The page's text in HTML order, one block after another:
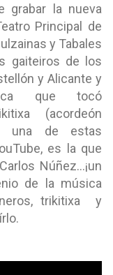
grabar la nueva
Principal de
y Tabales
gaiteiros de los
y Alicante y
que tocó
(acordeón
una de estas
es la que
Núñez…¡un
de la música
trikitixa y